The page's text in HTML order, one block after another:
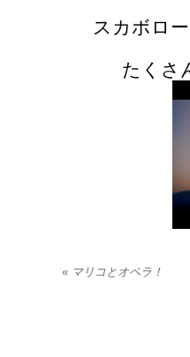
スカボロ
たくさ
« マリコとオペラ！